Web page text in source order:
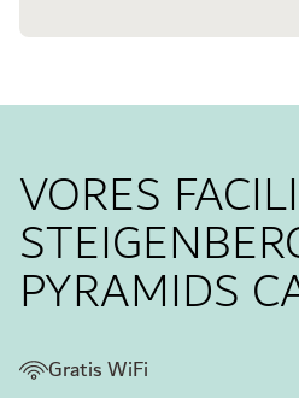
VORES
PYRAMIDS
Gratis WiFi